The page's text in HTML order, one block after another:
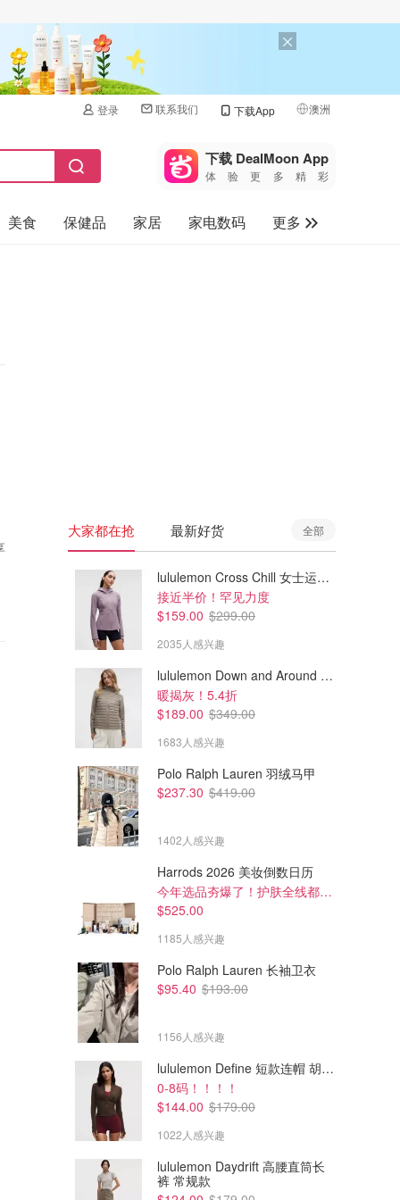
登录 联系我们 下载App 澳洲
🇺🇸
🇨🇳 中国
🇨🇦加拿大
下载 DealMoon App
体验更多精彩
美食 保健品 家居 家电数码
更多
$490.00
Acne Studios 马海毛混纺围巾
$549.37
Burberry Logo Patch 格纹围巾
折扣码：JULY10
大家都在抢 最新好货 全部
lululemon Cross Chill 女士运动外套
接近半价！罕见力度
$159.00 $299.00
2035人感兴趣
lululemon Down and Around 羽绒夹克
暖揭灰！5.4折
$189.00 $349.00
1683人感兴趣
Polo Ralph Lauren 羽绒马甲
$237.30 $419.00
1402人感兴趣
Harrods 2026 美妆倒数日历
今年选品夯爆了！护肤全线都很绝
$525.00
1185人感兴趣
Polo Ralph Lauren 长袖卫衣
$95.40 $193.00
1156人感兴趣
lululemon Define 短款连帽 胡桃棕
0-8码！！！！
$144.00 $179.00
1022人感兴趣
lululemon Daydrift 高腰直筒长
裤 常规款